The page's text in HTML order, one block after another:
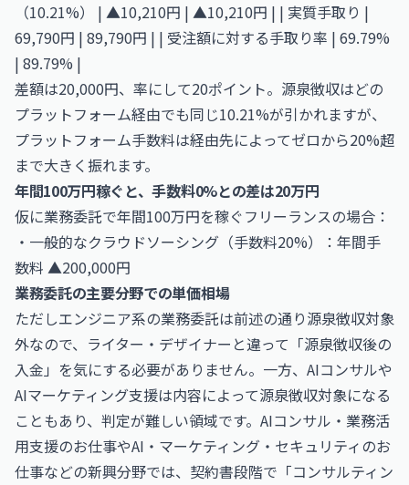
（10.21%） | ▲10,210円 | ▲10,210円 | | 実質手取り |
69,790円 | 89,790円 | | 受注額に対する手取り率 | 69.79%
| 89.79% |
差額は20,000円、率にして20ポイント。源泉徴収はどの
プラットフォーム経由でも同じ10.21%が引かれますが、
プラットフォーム手数料は経由先によってゼロから20%超
まで大きく振れます。
年間100万円稼ぐと、手数料0%との差は20万円
仮に業務委託で年間100万円を稼ぐフリーランスの場合：
・一般的なクラウドソーシング（手数料20%）：年間手
数料 ▲200,000円
業務委託の主要分野での単価相場
ただしエンジニア系の業務委託は前述の通り源泉徴収対象
外なので、ライター・デザイナーと違って「源泉徴収後の
入金」を気にする必要がありません。一方、AIコンサルや
AIマーケティング支援は内容によって源泉徴収対象になる
こともあり、判定が難しい領域です。 AIコンサル・業務活
用支援のお仕事やAI・マーケティング・セキュリティのお
仕事などの新興分野では、契約書段階で「コンサルティン